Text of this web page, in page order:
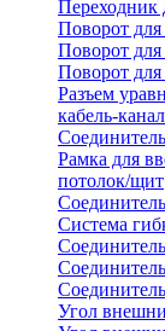
Переходник
Поворот для
Поворот для
Поворот для
Разъем
кабель-
Рамка для
потолок/щит
Система
Угол